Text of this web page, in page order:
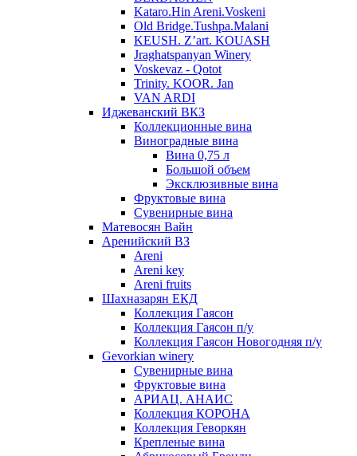
Kataro.Hin Areni.Voskeni
Old Bridge.Tushpa.Malani
KEUSH. Z’art. KOUASH
Jraghatspanyan Winery
Voskevaz - Qotot
Trinity. KOOR. Jan
VAN ARDI
Иджеванский ВКЗ
Коллекционные вина
Виноградные вина
Вина 0,75 л
Большой объем
Эксклюзивные вина
Фруктовые вина
Cувенирные вина
Матевосян Вайн
Аренийский ВЗ
Areni
Areni key
Areni fruits
Шахназарян ЕКД
Коллекция Гаясон
Коллекция Гаясон п/у
Коллекция Гаясон Новогодняя п/у
Gevorkian winery
Сувенирные вина
Фруктовые вина
АРИАЦ. АНАИС
Коллекция КОРОНА
Коллекция Геворкян
Крепленые вина